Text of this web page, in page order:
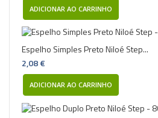
ADICIONAR AO CARRINHO
Espelho Simples Preto Niloé Step...
2,08 €
ADICIONAR AO CARRINHO